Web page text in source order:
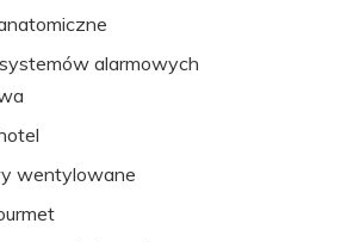
alarmowych
wentylowane